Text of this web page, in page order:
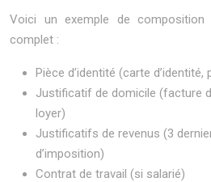
Voici un exemple de composition
complet :
Pièce d’identité (carte d’identité,
Justificatif de domicile (facture
loyer)
Justificatifs de revenus (3
d’imposition)
Contrat de travail (si salarié)